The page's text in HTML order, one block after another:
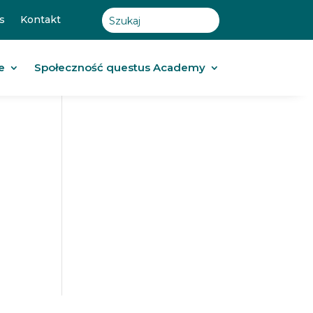
Kontakt
Społeczność questus Academy